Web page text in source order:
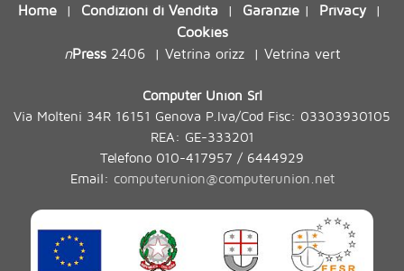
Home | Condizioni di Vendita | Garanzie | Privacy|
Cookies
nPress2406| Vetrina orizz| Vetrina vert
Computer Union Srl
Via Molteni 34R 16151 Genova P.Iva/Cod Fisc: 03303930105
REA: GE-333201
Telefono 010-417957 / 6444929
Email: computerunion@computerunion.net